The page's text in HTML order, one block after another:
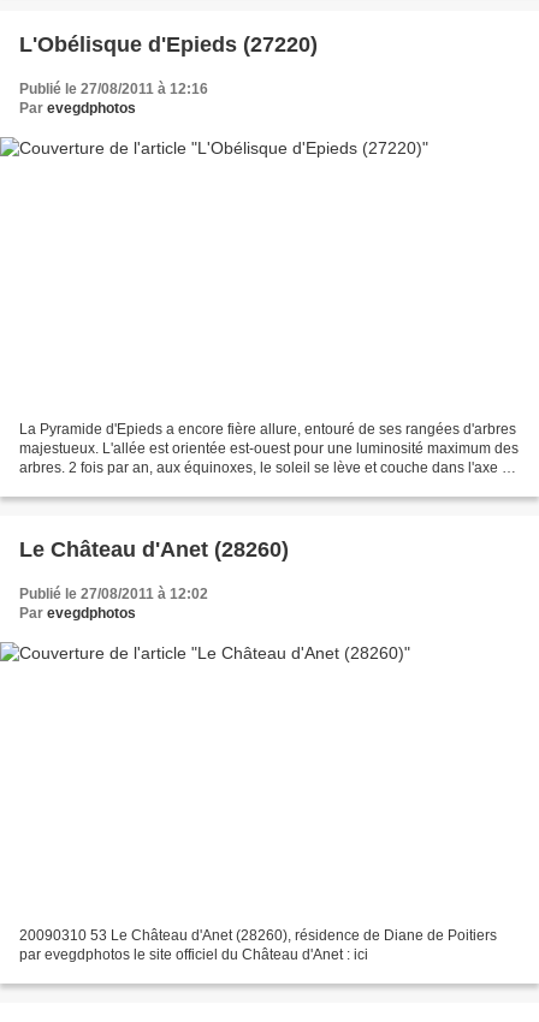
L'Obélisque d'Epieds (27220)
Publié le 27/08/2011 à 12:16
Par evegdphotos
La Pyramide d'Epieds a encore fière allure, entouré de ses rangées d'arbres
majestueux. L'allée est orientée est-ouest pour une luminosité maximum des
arbres. 2 fois par an, aux équinoxes, le soleil se lève et couche dans l'axe de
Le Château d'Anet (28260)
Publié le 27/08/2011 à 12:02
Par evegdphotos
20090310 53 Le Château d'Anet (28260), résidence de Diane de Poitiers
par evegdphotos le site officiel du Château d'Anet : ici